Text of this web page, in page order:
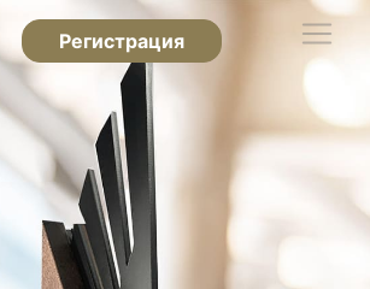
Регистрация